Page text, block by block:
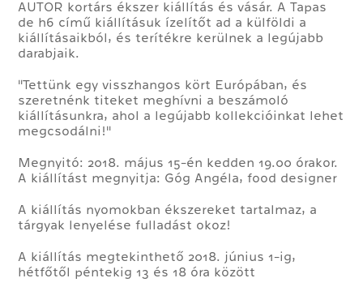
AUTOR kortárs ékszer kiállítás és vásár. A Tapas
de h6 című kiállításuk ízelítőt ad a külföldi a
kiállításaikból, és terítékre kerülnek a legújabb
darabjaik.
"Tettünk egy visszhangos kört Európában, és
szeretnénk titeket meghívni a beszámoló
kiállításunkra, ahol a legújabb kollekcióinkat lehet
megcsodálni!"
Megnyitó: 2018. május 15-én kedden 19.00 órakor.
A kiállítást megnyitja: Góg Angéla, food designer
A kiállítás nyomokban ékszereket tartalmaz, a
tárgyak lenyelése fulladást okoz!
A kiállítás megtekinthető 2018. június 1-ig,
hétfőtől péntekig 13 és 18 óra között